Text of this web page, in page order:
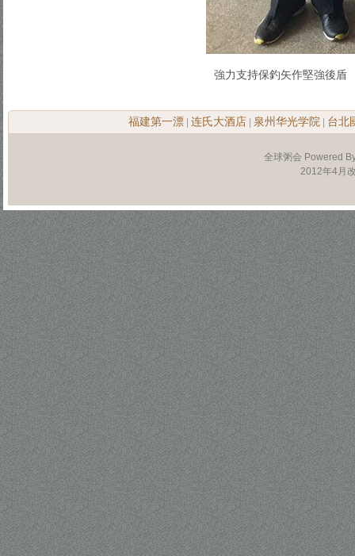
強力支持保釣矢作堅強後盾
福建第一漂 连氏大酒店 泉州华光学院 台北
全球粥会 Powered
2012年4月